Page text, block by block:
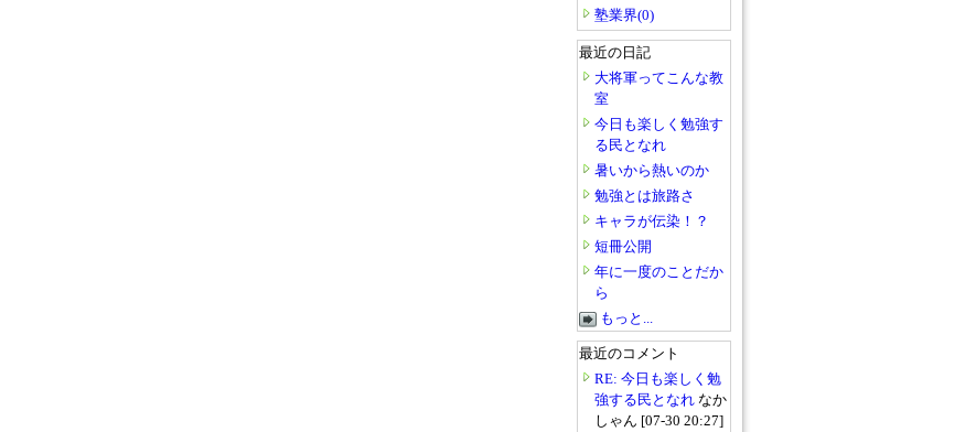
塾業界(0)
最近の日記
大将軍ってこんな教
室
今日も楽しく勉強す
る民となれ
暑いから熱いのか
勉強とは旅路さ
キャラが伝染！？
短冊公開
年に一度のことだか
ら
もっと...
最近のコメント
RE: 今日も楽しく勉
強する民となれ なか
しゃん [07-30 20:27]